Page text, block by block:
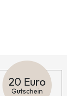
20 Euro
Gutschein